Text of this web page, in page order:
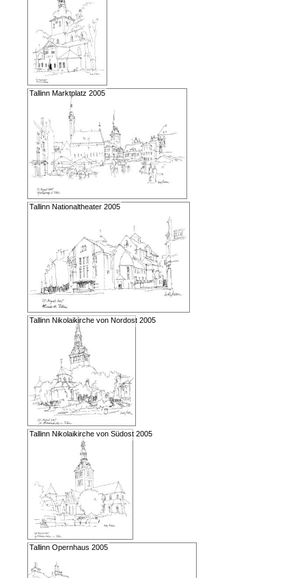
Tallinn Marktplatz 2005
Tallinn Nationaltheater 2005
Tallinn Nikolaikirche von Nordost 2005
Tallinn Nikolaikirche von Südost 2005
Tallinn Opernhaus 2005